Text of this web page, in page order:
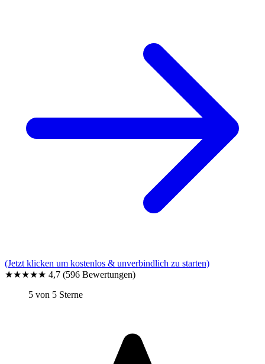
(Jetzt klicken um kostenlos & unverbindlich zu starten)
★★★★★ 4,7 (596 Bewertungen)
5 von 5 Sterne